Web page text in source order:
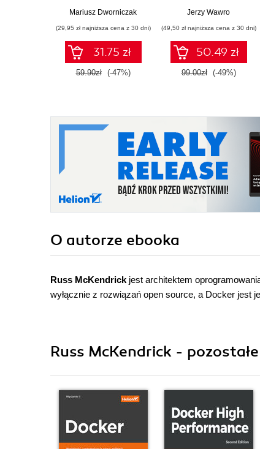
chmurową oraz
wykorzystaniem
Dockera
Mariusz Dworniczak
(29,95 zł najniższa cena z 30 dni)
31.75 zł
59.90zł (-47%)
Jerzy Wawro
(49,50 zł najniższa cena z 30 dni)
50.49 zł
99.00zł (-49%)
O autorze ebooka
Russ McKendrick jest architektem
wyłącznie z rozwiązań open source, a Docker jest
Russ McKendrick -